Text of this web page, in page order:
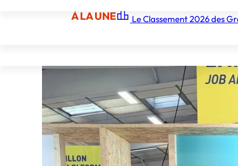
À LA UNE Le Classement 2026 des